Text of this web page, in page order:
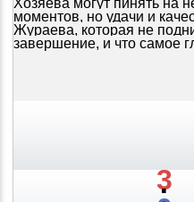
моментов, но удачи и
Жураева, которая не
завершение, и что самое
3
: